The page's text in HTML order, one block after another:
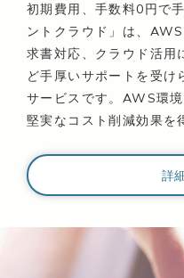
初期費用、手数料0円で
ントクラウド」は、
求書対応、クラウド活用
ど手厚いサポートを受け
サービスです。AWS環
堅実なコスト削減効果を
詳